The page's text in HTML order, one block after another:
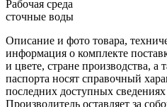
Рабочая среда
сточные воды
Описание и фото товара,
информация о комплекте
и цвете, стране производства, а
паспорта носят справочный
последних доступных
Производитель оставляет за